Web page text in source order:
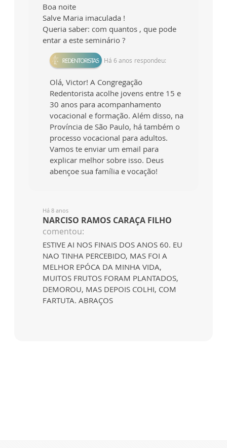
Boa noite
Salve Maria imaculada !
Queria saber: com quantos , que pode
entar a este seminário ?
Há 6 anos respondeu:
Olá, Victor! A Congregação
Redentorista acolhe jovens entre 15 e
30 anos para acompanhamento
vocacional e formação. Além disso, na
Província de São Paulo, há também o
processo vocacional para adultos.
Vamos te enviar um email para
explicar melhor sobre isso. Deus
abençoe sua família e vocação!
Há 8 anos
NARCISO RAMOS CARAÇA FILHO
comentou:
ESTIVE AI NOS FINAIS DOS ANOS 60. EU
NAO TINHA PERCEBIDO, MAS FOI A
MELHOR EPÓCA DA MINHA VIDA,
MUITOS FRUTOS FORAM PLANTADOS,
DEMOROU, MAS DEPOIS COLHI, COM
FARTUTA. ABRAÇOS